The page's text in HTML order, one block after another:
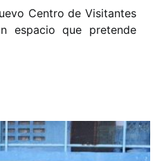
Centro de Visitantes
espacio que pretende